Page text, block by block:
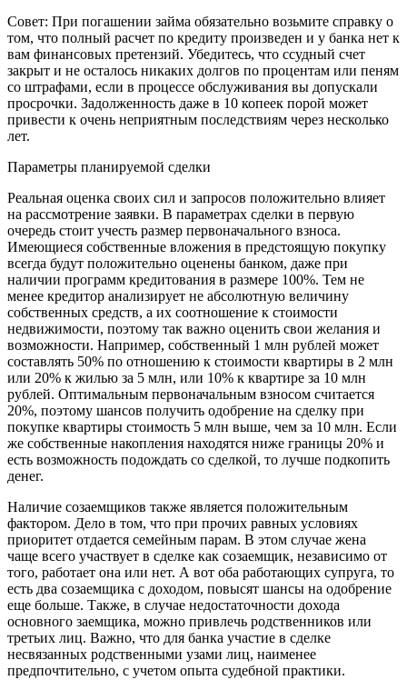
Совет: При погашении займа обязательно возьмите справку о
том, что полный расчет по кредиту произведен и у банка нет к
вам финансовых претензий. Убедитесь, что ссудный счет
закрыт и не осталось никаких долгов по процентам или пеням
со штрафами, если в процессе обслуживания вы допускали
просрочки. Задолженность даже в 10 копеек порой может
привести к очень неприятным последствиям через несколько
лет.
Параметры планируемой сделки
Реальная оценка своих сил и запросов положительно влияет
на рассмотрение заявки. В параметрах сделки в первую
очередь стоит учесть размер первоначального взноса.
Имеющиеся собственные вложения в предстоящую покупку
всегда будут положительно оценены банком, даже при
наличии программ кредитования в размере 100%. Тем не
менее кредитор анализирует не абсолютную величину
собственных средств, а их соотношение к стоимости
недвижимости, поэтому так важно оценить свои желания и
возможности. Например, собственный 1 млн рублей может
составлять 50% по отношению к стоимости квартиры в 2 млн
или 20% к жилью за 5 млн, или 10% к квартире за 10 млн
рублей. Оптимальным первоначальным взносом считается
20%, поэтому шансов получить одобрение на сделку при
покупке квартиры стоимость 5 млн выше, чем за 10 млн. Если
же собственные накопления находятся ниже границы 20% и
есть возможность подождать со сделкой, то лучше подкопить
денег.
Наличие созаемщиков также является положительным
фактором. Дело в том, что при прочих равных условиях
приоритет отдается семейным парам. В этом случае жена
чаще всего участвует в сделке как созаемщик, независимо от
того, работает она или нет. А вот оба работающих супруга, то
есть два созаемщика с доходом, повысят шансы на одобрение
еще больше. Также, в случае недостаточности дохода
основного заемщика, можно привлечь родственников или
третьих лиц. Важно, что для банка участие в сделке
несвязанных родственными узами лиц, наименее
предпочтительно, с учетом опыта судебной практики.